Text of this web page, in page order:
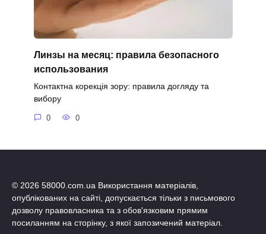
Линзы на месяц: правила безопасного
использования
Контактна корекція зору: правила догляду та
вибору
0 0
© 2026 58000.com.ua Використання матеріалів,
опублікованих на сайті, допускається тільки з письмового
дозволу правовласника та з обов'язковим прямим
посиланням на сторінку, з якої запозичений матеріал.